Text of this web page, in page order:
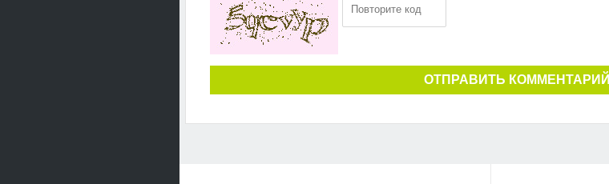
ОТПРАВИТЬ КОММЕНТАРИЙ